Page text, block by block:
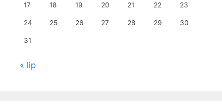
17 18 19 20 21 22 23
24 25 26 27 28 29 30
31
« lip